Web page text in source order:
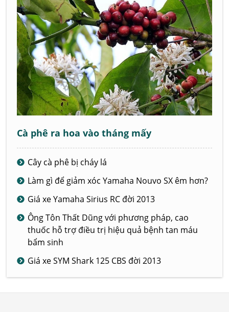
Cà phê ra hoa vào tháng mấy
Cây cà phê bị cháy lá
Làm gì để giảm xóc Yamaha Nouvo SX êm hơn?
Giá xe Yamaha Sirius RC đời 2013
Ông Tôn Thất Dũng với phương pháp, cao
thuốc hỗ trợ điều trị hiệu quả bệnh tan máu
bẩm sinh
Giá xe SYM Shark 125 CBS đời 2013